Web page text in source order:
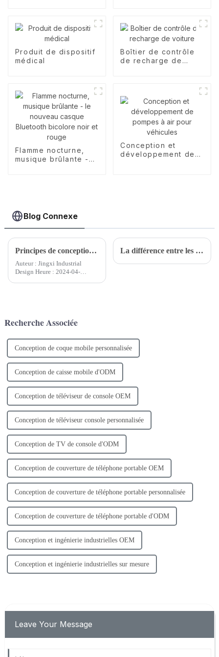
Produit de dispositif
médical
Boîtier de contrôle
de recharge de
Flamme nocturne,
musique brûlante -
Conception et
développement de
Blog Connexe
Principes de conception industrielle de l'apparence du produit
Auteur : Jingxi Industrial
Design Heure : 2024-04-
chaque fois que...
La différence entre les entreprises de conception de produits professionnelles et les entreprises de conception traditionnelles
Recherche Associée
Conception de coque mobile personnalisée
Conception de caisse mobile d'ODM
Conception de téléviseur de console OEM
Conception de téléviseur console personnalisée
Conception de TV de console d'ODM
Conception de couverture de téléphone portable OEM
Conception de couverture de téléphone portable personnalisée
Conception de couverture de téléphone portable d'ODM
Conception et ingénierie industrielles OEM
Conception et ingénierie industrielles sur mesure
Leave Your Message